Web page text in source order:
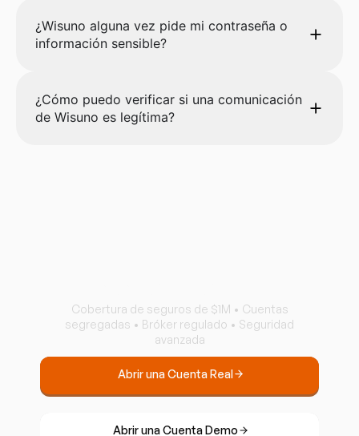
¿Wisuno alguna vez pide mi contraseña o
información sensible?
¿Cómo puedo verificar si una comunicación
de Wisuno es legítima?
Cobertura de seguros de $1M • Cuentas
segregadas • Bróker regulado • Seguridad
avanzada
Abrir una Cuenta Real
Abrir una Cuenta Demo